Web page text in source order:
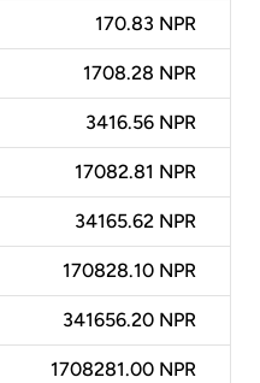
170.83 NPR
1708.28 NPR
3416.56 NPR
17082.81 NPR
34165.62 NPR
170828.10 NPR
341656.20 NPR
1708281.00 NPR